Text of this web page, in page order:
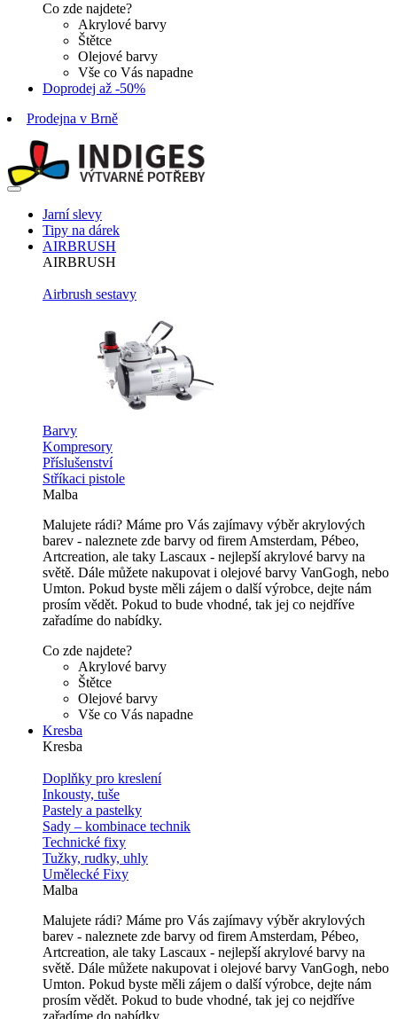
Co zde najdete?
Akrylové barvy
Štětce
Olejové barvy
Vše co Vás napadne
Doprodej až -50%
Prodejna v Brně
Jarní slevy
Tipy na dárek
AIRBRUSH
AIRBRUSH
Airbrush sestavy
Barvy
Kompresory
Příslušenství
Stříkaci pistole
Malba
Malujete rádi? Máme pro Vás zajímavy výběr akrylových
barev - naleznete zde barvy od firem Amsterdam, Pébeo,
Artcreation, ale taky Lascaux - nejlepší akrylové barvy na
světě. Dále můžete nakupovat i olejové barvy VanGogh, nebo
Umton. Pokud byste měli zájem o další výrobce, dejte nám
prosím vědět. Pokud to bude vhodné, tak jej co nejdříve
zařadíme do nabídky.
Co zde najdete?
Akrylové barvy
Štětce
Olejové barvy
Vše co Vás napadne
Kresba
Kresba
Doplňky pro kreslení
Inkousty, tuše
Pastely a pastelky
Sady – kombinace technik
Technické fixy
Tužky, rudky, uhly
Umělecké Fixy
Malba
Malujete rádi? Máme pro Vás zajímavy výběr akrylových
barev - naleznete zde barvy od firem Amsterdam, Pébeo,
Artcreation, ale taky Lascaux - nejlepší akrylové barvy na
světě. Dále můžete nakupovat i olejové barvy VanGogh, nebo
Umton. Pokud byste měli zájem o další výrobce, dejte nám
prosím vědět. Pokud to bude vhodné, tak jej co nejdříve